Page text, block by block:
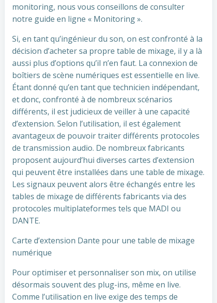
monitoring, nous vous conseillons de consulter
notre guide en ligne « Monitoring ».
Si, en tant qu’ingénieur du son, on est confronté à la
décision d’acheter sa propre table de mixage, il y a là
aussi plus d’options qu’il n’en faut. La connexion de
boîtiers de scène numériques est essentielle en live.
Étant donné qu’en tant que technicien indépendant,
et donc, confronté à de nombreux scénarios
différents, il est judicieux de veiller à une capacité
d’extension. Selon l’utilisation, il est également
avantageux de pouvoir traiter différents protocoles
de transmission audio. De nombreux fabricants
proposent aujourd’hui diverses cartes d’extension
qui peuvent être installées dans une table de mixage.
Les signaux peuvent alors être échangés entre les
tables de mixage de différents fabricants via des
protocoles multiplateformes tels que MADI ou
DANTE.
Carte d’extension Dante pour une table de mixage
numérique
Pour optimiser et personnaliser son mix, on utilise
désormais souvent des plug-ins, même en live.
Comme l’utilisation en live exige des temps de